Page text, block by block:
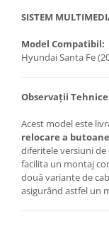
SISTEM
Model Compatibil:
Hyundai Santa Fe
Observații
Acest model este
relocare a
diferitele versiuni
facilita un montaj
două variante de
asigurând astfel un